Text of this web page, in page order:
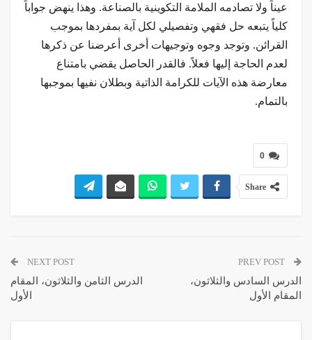
عيناً ولا تصادمه الملامة التكوينية بالصناعة. وهذا ينهض جواباً
كلياً يتبعه حل فقهي وتفصيلي لكل آية بمفردها بموجب
القرائن. وتوجد وجوه وتوجيهات أخرى أعرضنا عن ذكرها
لعدم الحاجة إليها فعلاً. فالقدر الحاصل يقضي بامتناع
معارضة هذه الآيات للكرامة الذاتية وبطلان نفيها بموجبها
بالتمام.
0
Share
الدرس السادس والثلاثون،
المقام الأول
NEXT POST
الدرس الثامن والثلاثون، المقام
الأول